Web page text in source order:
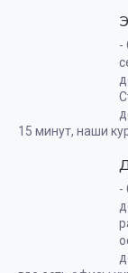
-
15 минут, наши
-